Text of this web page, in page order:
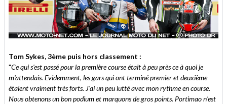
Tom Sykes, 3ème puis hors classement :
"Ce qui s'est passé pour la première course était à peu près ce à quoi je
m'attendais. Evidemment, les gars qui ont terminé premier et deuxième
étaient vraiment très forts. J'ai un peu lutté avec mon rythme en course.
Nous obtenons un bon podium et marquons de gros points. Portimao n'est